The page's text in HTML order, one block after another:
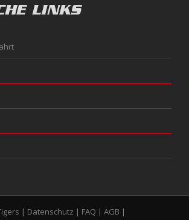
LINKS
| Datenschutz | FAQ | AGB |